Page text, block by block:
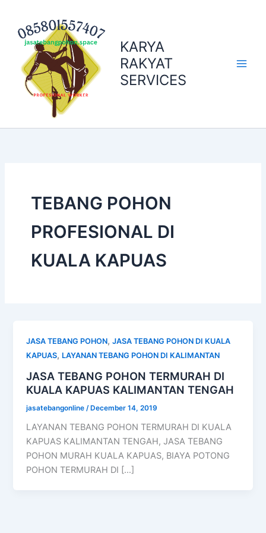
content
KARYA
RAKYAT
SERVICES
TEBANG POHON
PROFESIONAL DI
KUALA KAPUAS
JASA TEBANG POHON,JASA TEBANG POHON DI KUALA
KAPUAS, LAYANAN TEBANG POHON DI KALIMANTAN
JASA TEBANG POHON TERMURAH DI
KUALA KAPUAS KALIMANTAN TENGAH
jasatebangonline /December 14, 2019
LAYANAN TEBANG POHON TERMURAH DI KUALA
KAPUAS KALIMANTAN TENGAH, JASA TEBANG
POHON MURAH KUALA KAPUAS, BIAYA POTONG
POHON TERMURAH DI […]